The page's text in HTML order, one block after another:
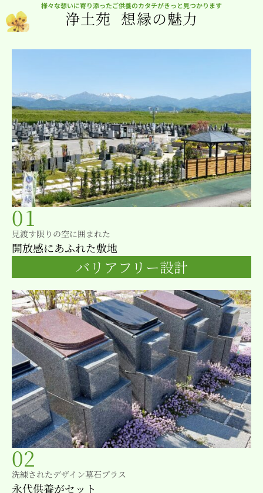
様々な想いに寄り添ったご供養のカタチがきっと見つかります
浄土苑 想縁の魅力
01
見渡す限りの空に囲まれた
開放感にあふれた敷地
バリアフリー設計
02
洗練されたデザイン墓石プラス
永代供養がセット